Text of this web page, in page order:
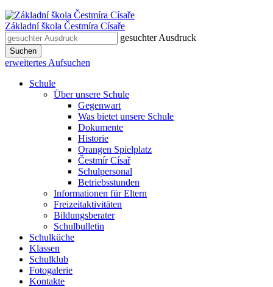
Základní škola Čestmíra Císaře
gesuchter Ausdruck
Suchen
erweitertes Aufsuchen
Schule
Über unsere Schule
Gegenwart
Was bietet unsere Schule
Dokumente
Historie
Orangen Spielplatz
Čestmír Císař
Schulpersonal
Betriebsstunden
Informationen für Eltern
Freizeitaktivitäten
Bildungsberater
Schulbulletin
Schulküche
Klassen
Schulklub
Fotogalerie
Kontakte